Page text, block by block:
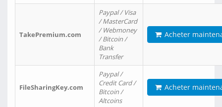
TakePremium.com
Paypal / Visa
/ MasterCard
/ Webmoney
/ Bitcoin /
Bank
Transfer
Acheter
FileSharingKey.com
Paypal /
Credit Card /
Bitcoin /
Altcoins
Acheter